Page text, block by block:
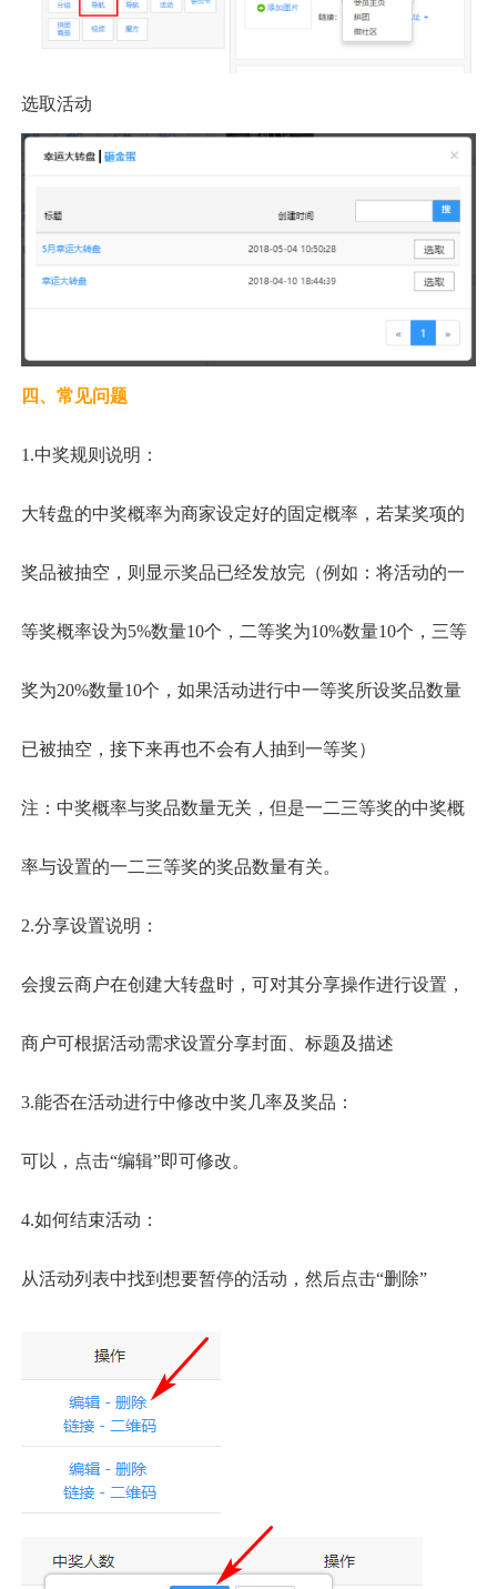
选取活动
四、常见问题
1.中奖规则说明：
大转盘的中奖概率为商家设定好的固定概率，若某奖项的
奖品被抽空， 则显示奖品已经发放完（例如：将活动的一
等奖概率设为5%数量10个 ，二等奖为10%数量10个 ，三等
奖为20%数量10个 ， 如果活动进行中一等奖所设奖品数量
已被抽空， 接下来再也不会有人抽到一等奖）
注：中奖概率与奖品数量无关 ， 但是一二三等奖的中奖概
率与设置的一二三等奖的奖品数量有关。
2.分享设置说明：
会搜云商户在创建大转盘时，可对其分享操作进行设置，
商户可根据活动需求设置分享封面、标题及描述
3.能否在活动进行中修改中奖几率及奖品 ：
可以， 点击“编辑”即可修改。
4.如何结束活动：
从活动列表中找到 想要暂停的活动，然后点击“删除”